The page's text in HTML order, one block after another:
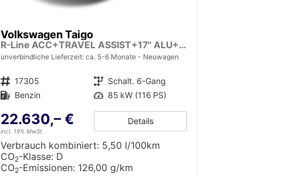
Volkswagen Taigo
R-Line ACC+TRAVEL ASSIST+17'' ALU+LED
unverbindliche Lieferzeit: ca. 5-6 Monate Neuwagen
Fahrzeugnr. 17305 Getriebe Schalt. 6-Gang
Kraftstoff Benzin Leistung 85 kW (116 PS)
22.630,– €
incl. 19% MwSt.
Details
Verbrauch kombiniert: 5,50 l/100km
CO2-Klasse: D
CO2-Emissionen: 126,00 g/km